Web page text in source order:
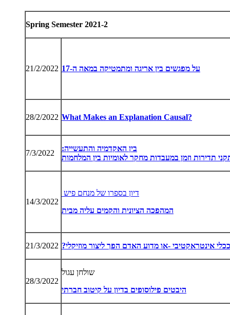
Spring Semester 2021-2
על מפגשים בין אריגה ומתמטיקה במאה ה-17 21/2/2022
What Makes an Explanation Causal?
28/2/2022
בין האקדמיה והתעשייה:
תדירות וזמן במעבדות מחקר לאומיות בין המלחמות
7/3/2022
דיון בספרו של מנחם פיש
המהפכה הציונית והקמים עליה מבית
14/3/2022
ככלי אינטראקטיבי -או מדוע האדם הפך ליצור מוזיקלי?
21/3/2022
שולחן עגול
היבטים פילוסופים בדיון על קיטוב חברתי
28/3/2022